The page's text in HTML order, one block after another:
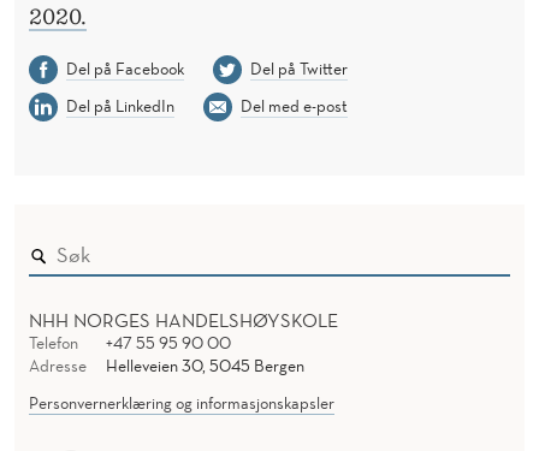
2020.
Del på Facebook
Del på Twitter
Del på LinkedIn
Del med e-post
NHH NORGES HANDELSHØYSKOLE
Telefon
+47 55 95 90 00
Adresse
Helleveien 30, 5045 Bergen
Personvernerklæring og informasjonskapsler